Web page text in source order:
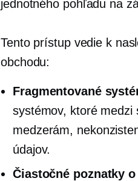
jednotného pohľadu na
Tento prístup vedie k
obchodu:
Fragmentované
systémov, ktoré medzi
medzerám,
údajov.
Čiastočné poznatky